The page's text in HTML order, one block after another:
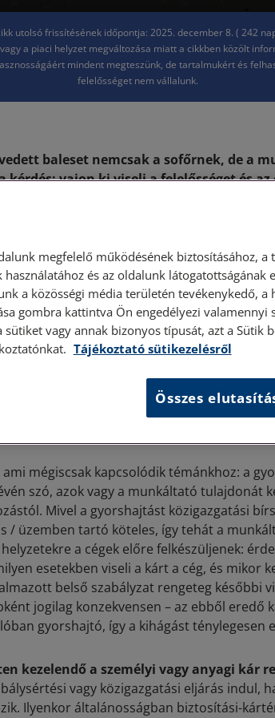
utolsó frissítésének időpontja: 2025. december 8. ( 242
a piaci helyzet megváltozása miatt a cikkben közölt
mindent megteszünk, de tartalmukért és
felelősséget nem vállalunk.
baleset nemcsak a sofőrnek, de a
vajon ki viseli a felelősséget és az
és miként rendezhető jogilag a
hogy milyen típusú negatívumok, károk
felelősségről, avagy közigazgatási
típusú szabályszegés vezetett. Mivel e
azokért való helytállási kötelezettség
hogy az első esetben a szabálysértési
mégiscsak kapcsolódik témánkhoz: a
szó, azok vagy a munkáltató tulajdonát
Mivel a gyorshajtást közigazgatási
/ üzemben tartó köteles, így tehát a
a cégek előre felkészüljenek:
esetekben viseli a kárt a cég, és mikor
belső szabályzat rengeteg későbbi
jogilag konzekvensen – az ebből eredő
gyorshajtó, így a kihágást ténylegesen
kezelendő a személyi vagy anyagi kár
vagy közigazgatási eljárás indul,
Ilyenkor általánosságban biztosítási-
megfelelő működésének biztosításához, a
és az oldalunk látogatottságának
a közösségi média területén tevékenykedő, a
gombra kattintva Ön engedélyezi valamennyi
sütiket vagy annak bizonyos típusát, azt a Sütik
Tájékoztató sütikezelésről
Összes